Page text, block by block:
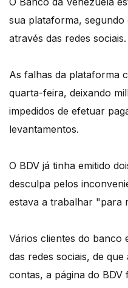
sua plataforma, segundo
através das redes sociais.
As falhas da plataforma
quarta-feira, deixando
impedidos de efetuar
levantamentos.
O BDV já tinha emitido
desculpa pelos
estava a trabalhar "para
Vários clientes do banco
das redes sociais, de
contas, a página do BDV